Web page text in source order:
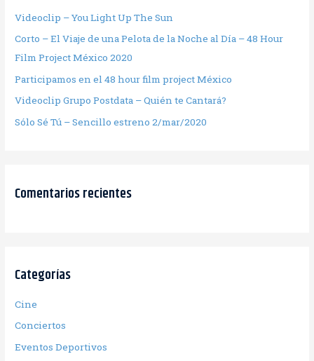
Videoclip – You Light Up The Sun
Corto – El Viaje de una Pelota de la Noche al Día – 48 Hour
Film Project México 2020
Participamos en el 48 hour film project México
Videoclip Grupo Postdata – Quién te Cantará?
Sólo Sé Tú – Sencillo estreno 2/mar/2020
Comentarios recientes
Categorías
Cine
Conciertos
Eventos Deportivos